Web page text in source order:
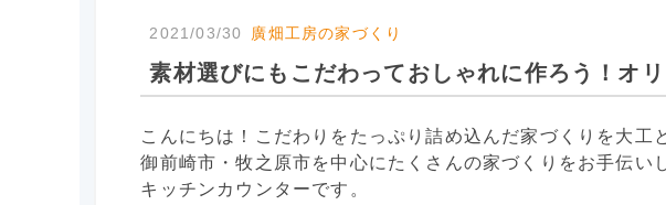
素材選びにもこだわっておしゃれに作ろう！オ
2021/03/30 廣畑工房の家づくり
こんにちは！こだわりをたっぷり詰め込んだ家づくりを大工
御前崎市・牧之原市を中心にたくさんの家づくりをお手伝
キッチンカウンターです。